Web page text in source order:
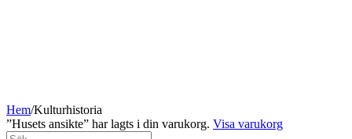
Hem/Kulturhistoria
”Husets ansikte” har lagts i din varukorg. Visa varukorg